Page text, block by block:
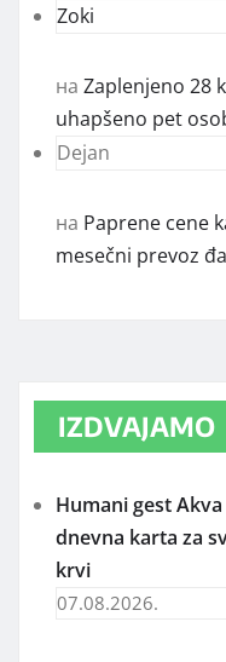
Zoki
на Zaplenjeno 28
uhapšeno pet
Dejan
на Paprene cene
mesečni prevoz
IZDVAJAMO
Humani gest
dnevna karta za
krvi
07.08.2026.